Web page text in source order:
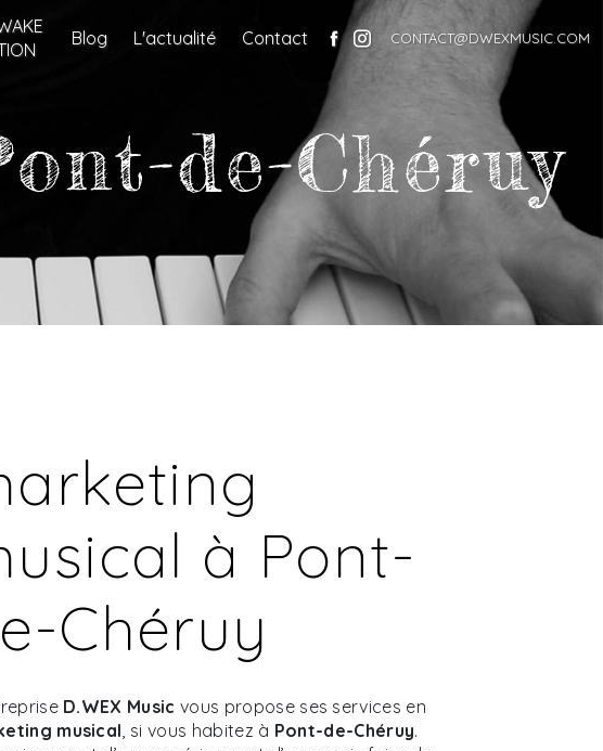
Blog L'actualité Contact CONTACT@DWEXMUSIC.COM
de-Chéruy
à Pont-
Chéruy
D.WEX Music vous propose ses services en
musical, si vous habitez à Pont-de-Chéruy.